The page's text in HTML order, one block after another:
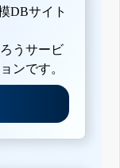
DBサイト
うサービ
ンです。